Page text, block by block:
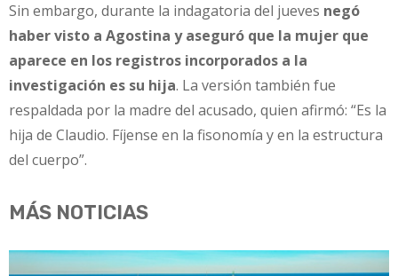
Sin embargo, durante la indagatoria del jueves negó
haber visto a Agostina y aseguró que la mujer que
aparece en los registros incorporados a la
investigación es su hija. La versión también fue
respaldada por la madre del acusado, quien afirmó: “Es la
hija de Claudio. Fíjense en la fisonomía y en la estructura
del cuerpo”.
MÁS NOTICIAS